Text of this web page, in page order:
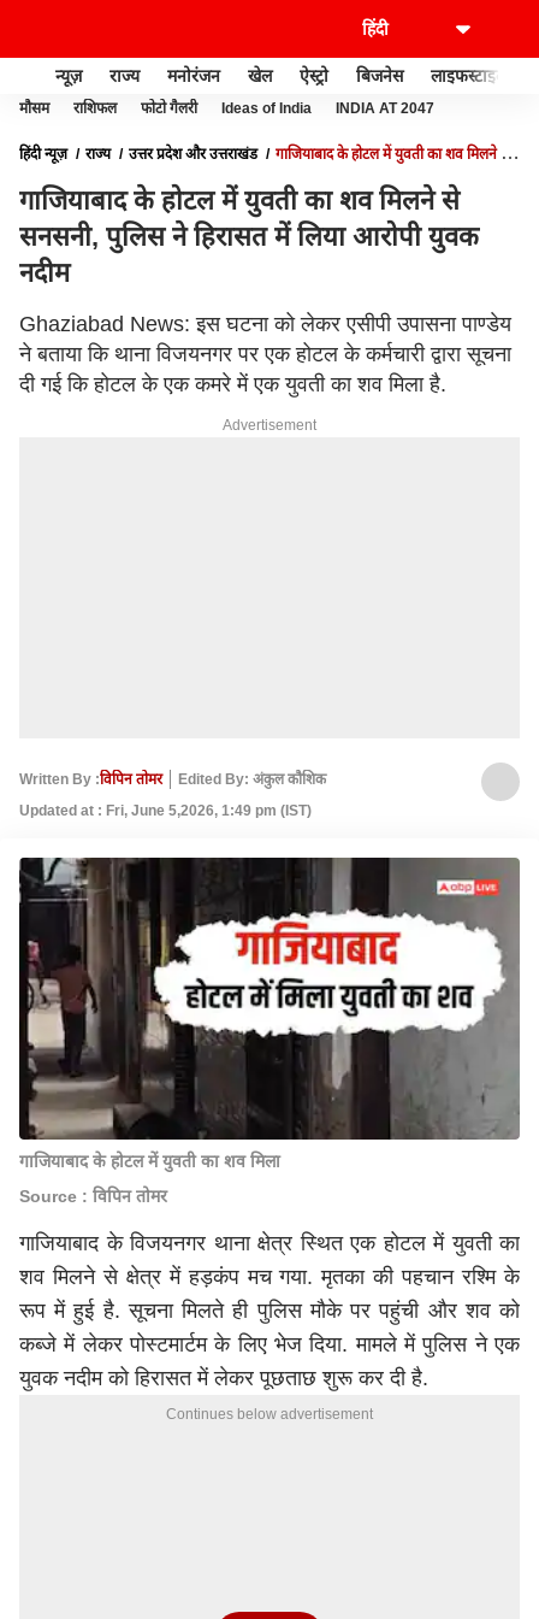
न्यूज़ राज्य मनोरंजन खेल ऐस्ट्रो बिजनेस लाइफस्टाइल
मौसम राशिफल फोटो गैलरी Ideas of India INDIA AT 2047
हिंदी न्यूज़ राज्य उत्तर प्रदेश और उत्तराखंड
गाजियाबाद के होटल में युवती का शव मिलने से
गाजियाबाद के होटल में युवती का शव मिलने से
सनसनी, पुलिस ने हिरासत में लिया आरोपी युवक
नदीम
Ghaziabad News: इस घटना को लेकर एसीपी उपासना पाण्डेय
ने बताया कि थाना विजयनगर पर एक होटल के कर्मचारी द्वारा सूचना
दी गई कि होटल के एक कमरे में एक युवती का शव मिला है.
Advertisement
Written By :विपिन तोमर
Edited By: अंकुल कौशिक
Updated at : Fri, June 5,2026, 1:49 pm (IST)
गाजियाबाद के होटल में युवती का शव मिला
Source : विपिन तोमर
गाजियाबादके विजयनगर थाना क्षेत्र स्थित एक होटल में युवती का
शव मिलने से क्षेत्र में हड़कंप मच गया. मृतका की पहचान रश्मि के
रूप में हुई है. सूचना मिलते ही पुलिस मौके पर पहुंची और शव को
कब्जे में लेकर पोस्टमार्टम के लिए भेज दिया. मामले में पुलिस ने एक
युवक नदीम को हिरासत में लेकर पूछताछ शुरू कर दी है.
Continues below advertisement